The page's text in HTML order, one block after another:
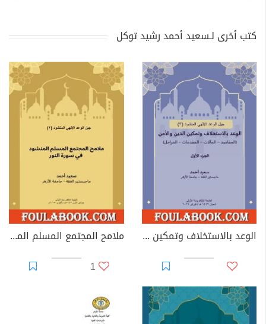
كتب أخرى لـسعيد أحمد رشيد توكل
الوعد بالاستخلاف وتمكين الدين والأمن (المقاصد - المآلات - المقدمات - المراحل) - الجزء الأول
ملامح المجتمع المسلم المنشود في سورة النور
1